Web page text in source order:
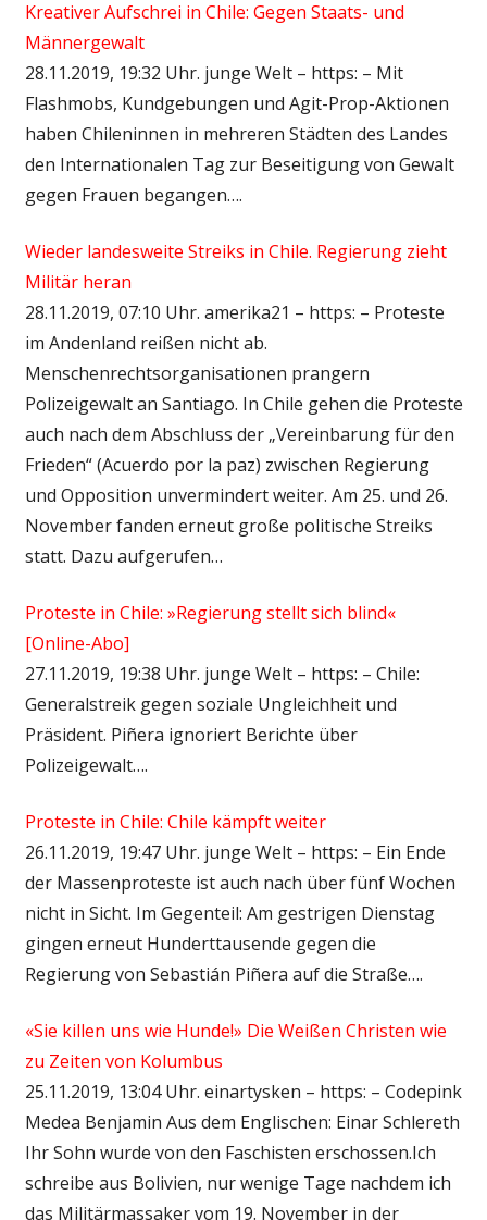
Kreativer Aufschrei in Chile: Gegen Staats- und
Männergewalt
28.11.2019, 19:32 Uhr. junge Welt – https: – Mit
Flashmobs, Kundgebungen und Agit-Prop-Aktionen
haben Chileninnen in mehreren Städten des Landes
den Internationalen Tag zur Beseitigung von Gewalt
gegen Frauen begangen….
Wieder landesweite Streiks in Chile. Regierung zieht
Militär heran
28.11.2019, 07:10 Uhr. amerika21 – https: – Proteste
im Andenland reißen nicht ab.
Menschenrechtsorganisationen prangern
Polizeigewalt an Santiago. In Chile gehen die Proteste
auch nach dem Abschluss der „Vereinbarung für den
Frieden“ (Acuerdo por la paz) zwischen Regierung
und Opposition unvermindert weiter. Am 25. und 26.
November fanden erneut große politische Streiks
statt. Dazu aufgerufen…
Proteste in Chile: »Regierung stellt sich blind«
[Online-Abo]
27.11.2019, 19:38 Uhr. junge Welt – https: – Chile:
Generalstreik gegen soziale Ungleichheit und
Präsident. Piñera ignoriert Berichte über
Polizeigewalt….
Proteste in Chile: Chile kämpft weiter
26.11.2019, 19:47 Uhr. junge Welt – https: – Ein Ende
der Massenproteste ist auch nach über fünf Wochen
nicht in Sicht. Im Gegenteil: Am gestrigen Dienstag
gingen erneut Hunderttausende gegen die
Regierung von Sebastián Piñera auf die Straße….
«Sie killen uns wie Hunde!» Die Weißen Christen wie
zu Zeiten von Kolumbus
25.11.2019, 13:04 Uhr. einartysken – https: – Codepink
Medea Benjamin Aus dem Englischen: Einar Schlereth
Ihr Sohn wurde von den Faschisten erschossen.Ich
schreibe aus Bolivien, nur wenige Tage nachdem ich
das Militärmassaker vom 19. November in der